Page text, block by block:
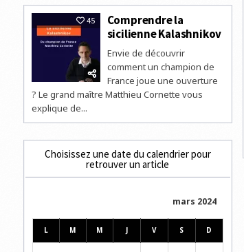
45
Comprendre la
sicilienne Kalashnikov
Envie de découvrir
comment un champion de
France joue une ouverture
? Le grand maître Matthieu Cornette vous
explique de...
Choisissez une date du calendrier pour
retrouver un article
mars 2024
L M M J V S D